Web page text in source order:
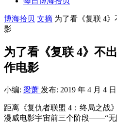
博海拾贝 文摘 为了看《复联 4
影
为了看《复联 4》不
作电影
小编: 梁萧 发布: 2019 年 4 月 4 日
距离《复仇者联盟 4：终局之战
漫威电影宇宙前三个阶段——“无